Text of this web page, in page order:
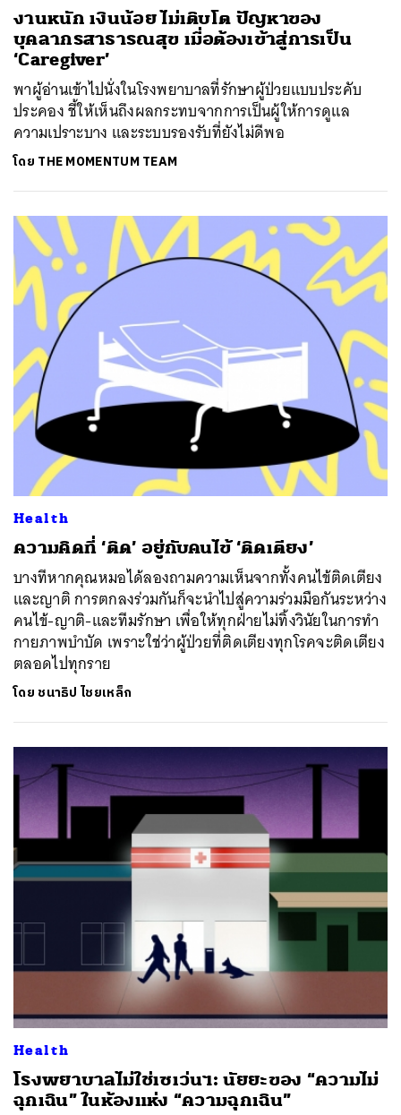
งานหนัก เงินน้อย ไม่เติบโต ปัญหาของ
บุคลากรสาธารณสุข เมื่อต้องเข้าสู่การเป็น
‘Caregiver’
พาผู้อ่านเข้าไปนั่งในโรงพยาบาลที่รักษาผู้ป่วยแบบประคับ
ประคอง ชี้ให้เห็นถึงผลกระทบจากการเป็นผู้ให้การดูแล
ความเปราะบาง และระบบรองรับที่ยังไม่ดีพอ
โดย THE MOMENTUM TEAM
Health
ความคิดที่ ‘ติด’ อยู่กับคนไข้ ‘ติดเตียง’
บางทีหากคุณหมอได้ลองถามความเห็นจากทั้งคนไข้ติดเตียง
และญาติ การตกลงร่วมกันก็จะนำไปสู่ความร่วมมือกันระหว่าง
คนไข้-ญาติ-และทีมรักษา เพื่อให้ทุกฝ่ายไม่ทิ้งวินัยในการทำ
กายภาพบำบัด เพราะใช่ว่าผู้ป่วยที่ติดเตียงทุกโรคจะติดเตียง
ตลอดไปทุกราย
โดย ชนาธิป ไชยเหล็ก
Health
โรงพยาบาลไม่ใช่เซเว่นฯ: นัยยะของ “ความไม่
ฉุกเฉิน” ในห้องแห่ง “ความฉุกเฉิน”
ค้นหา